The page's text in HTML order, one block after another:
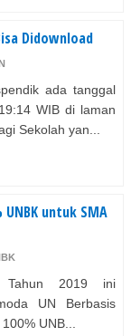
Didownload
ada tanggal
WIB di laman
Sekolah yan...
UNBK untuk SMA
Tahun 2019 ini
UN Berbasis
UNB...